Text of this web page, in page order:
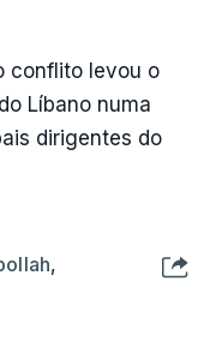
conflito levou o
Líbano numa
dirigentes do
,